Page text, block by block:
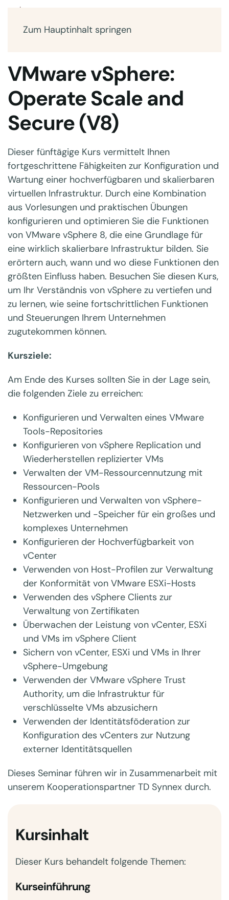
Zum Hauptinhalt springen
VMware vSphere:
Operate Scale and
Secure (V8)
Dieser fünftägige Kurs vermittelt Ihnen
fortgeschrittene Fähigkeiten zur Konfiguration und
Wartung einer hochverfügbaren und skalierbaren
virtuellen Infrastruktur. Durch eine Kombination
aus Vorlesungen und praktischen Übungen
konfigurieren und optimieren Sie die Funktionen
von VMware vSphere 8, die eine Grundlage für
eine wirklich skalierbare Infrastruktur bilden. Sie
erörtern auch, wann und wo diese Funktionen den
größten Einfluss haben. Besuchen Sie diesen Kurs,
um Ihr Verständnis von vSphere zu vertiefen und
zu lernen, wie seine fortschrittlichen Funktionen
und Steuerungen Ihrem Unternehmen
zugutekommen können.
Kursziele:
Am Ende des Kurses sollten Sie in der Lage sein,
die folgenden Ziele zu erreichen:
Konfigurieren und Verwalten eines VMware
Tools-Repositories
Konfigurieren von vSphere Replication und
Wiederherstellen replizierter VMs
Verwalten der VM-Ressourcennutzung mit
Ressourcen-Pools
Konfigurieren und Verwalten von vSphere-
Netzwerken und -Speicher für ein großes und
komplexes Unternehmen
Konfigurieren der Hochverfügbarkeit von
vCenter
Verwenden von Host-Profilen zur Verwaltung
der Konformität von VMware ESXi-Hosts
Verwenden des vSphere Clients zur
Verwaltung von Zertifikaten
Überwachen der Leistung von vCenter, ESXi
und VMs im vSphere Client
Sichern von vCenter, ESXi und VMs in Ihrer
vSphere-Umgebung
Verwenden der VMware vSphere Trust
Authority, um die Infrastruktur für
verschlüsselte VMs abzusichern
Verwenden der Identitätsföderation zur
Konfiguration des vCenters zur Nutzung
externer Identitätsquellen
Dieses Seminar führen wir in Zusammenarbeit mit
unserem Kooperationspartner TD Synnex durch.
Kursinhalt
Dieser Kurs behandelt folgende Themen:
Kurseinführung